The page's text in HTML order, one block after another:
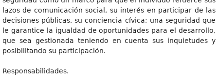
lazos de comunicación social, su interés en participar de las
decisiones públicas, su conciencia cívica; una seguridad que
le garantice la igualdad de oportunidades para el desarrollo,
que sea gestionada teniendo en cuenta sus inquietudes y
posibilitando su participación.
Responsabilidades.